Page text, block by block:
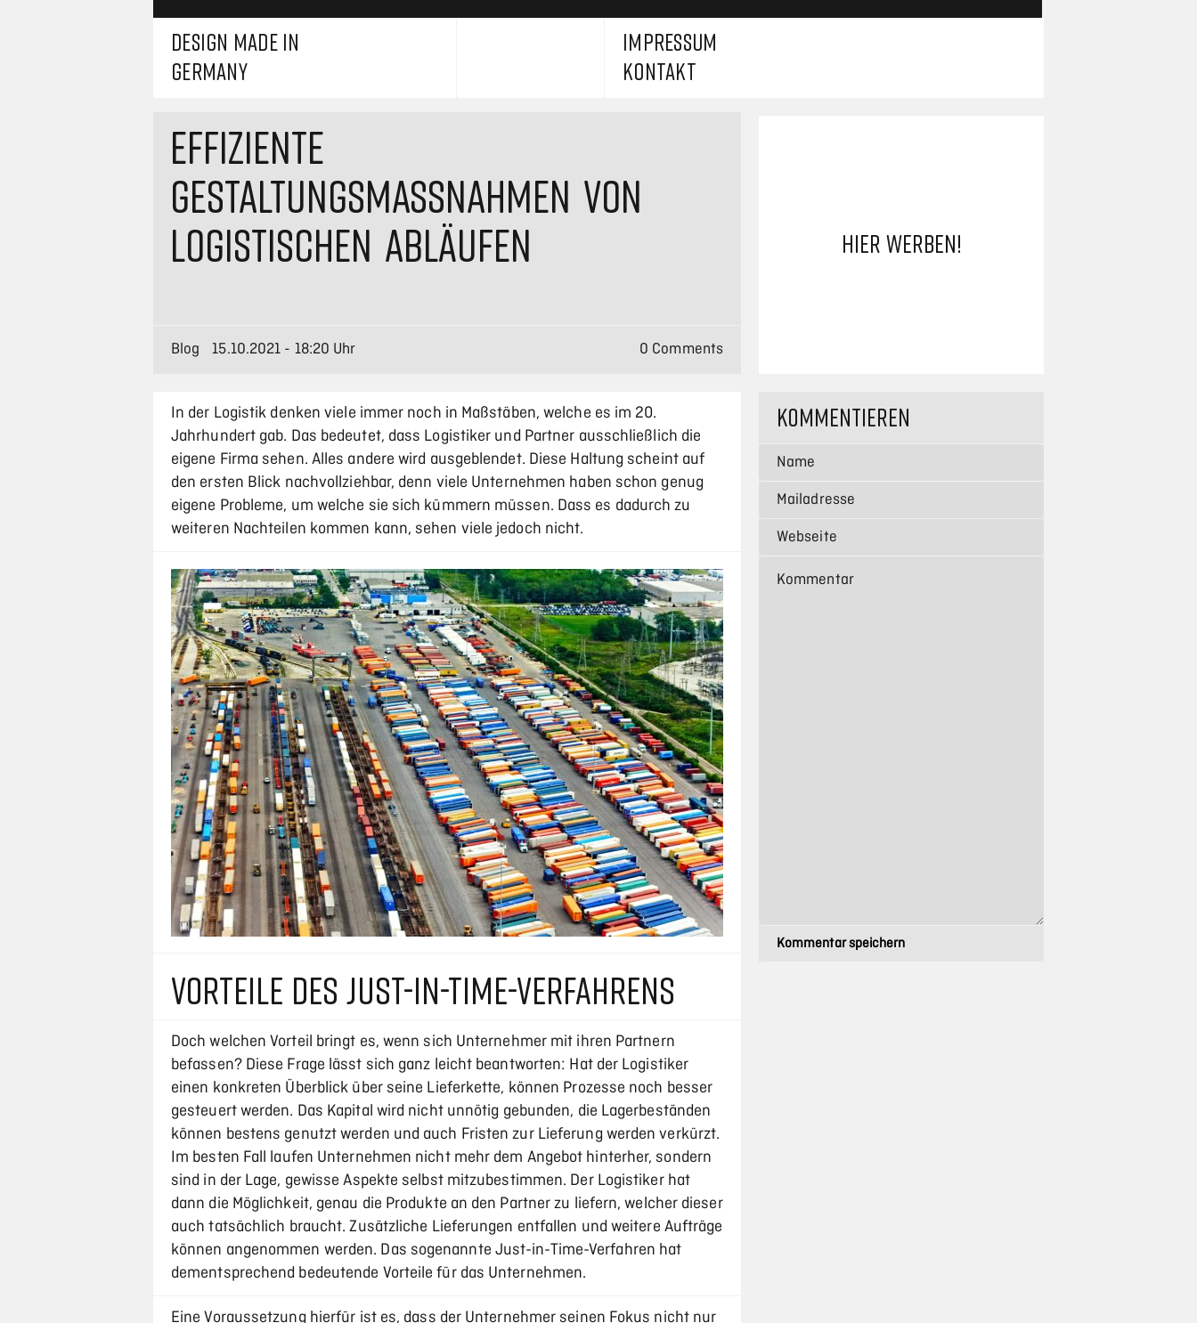
DESIGN MADE IN
GERMANY
IMPRESSUM
KONTAKT
EFFIZIENTE
GESTALTUNGSMASSNAHMEN VON L
OGISTISCHEN ABLÄUFEN
0 Comments
Blog 15.10.2021 - 18:20 Uhr
In der Logistik denken viele immer noch in Maßstäben, welche es im 20.
Jahrhundert gab. Das bedeutet, dass Logistiker und Partner ausschließlich die
eigene Firma sehen. Alles andere wird ausgeblendet. Diese Haltung scheint auf
den ersten Blick nachvollziehbar, denn viele Unternehmen haben schon genug
eigene Probleme, um welche sie sich kümmern müssen. Dass es dadurch zu
weiteren Nachteilen kommen kann, sehen viele jedoch nicht.
VORTEILE DES JUST-IN-TIME-VERFAHRENS
Doch welchen Vorteil bringt es, wenn sich Unternehmer mit ihren Partnern
befassen? Diese Frage lässt sich ganz leicht beantworten: Hat der Logistiker
einen konkreten Überblick über seine Lieferkette, können Prozesse noch besser
gesteuert werden. Das Kapital wird nicht unnötig gebunden, die Lagerbeständen
können bestens genutzt werden und auch Fristen zur Lieferung werden verkürzt.
Im besten Fall laufen Unternehmen nicht mehr dem Angebot hinterher, sondern
sind in der Lage, gewisse Aspekte selbst mitzubestimmen. Der Logistiker hat
dann die Möglichkeit, genau die Produkte an den Partner zu liefern, welcher dieser
auch tatsächlich braucht. Zusätzliche Lieferungen entfallen und weitere Aufträge
können angenommen werden. Das sogenannte Just-in-Time-Verfahren hat
dementsprechend bedeutende Vorteile für das Unternehmen.
Eine Voraussetzung hierfür ist es, dass der Unternehmer seinen Fokus nicht nur
HIER WERBEN!
KOMMENTIEREN